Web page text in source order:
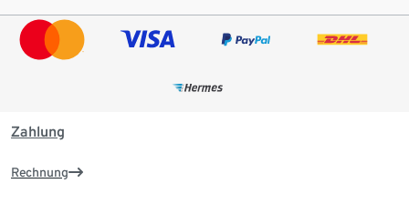
Zahlung
Rechnung